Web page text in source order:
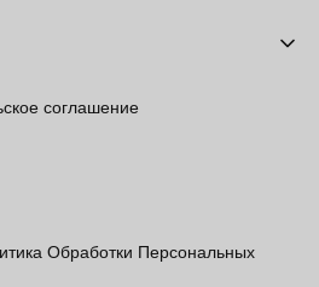
соглашение
Обработки Персональных